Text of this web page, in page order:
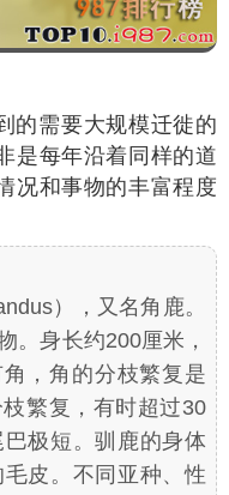
的需要大规模迁徙的
是每年沿着同样的道
况和事物的丰富程度
），又名角鹿。
。身长约200厘米，
，角的分枝繁复是
繁复，有时超过30
极短。驯鹿的身体
皮。不同亚种、性